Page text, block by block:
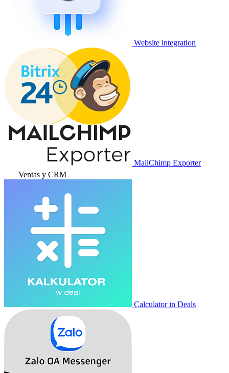
Website integration
MailChimp Exporter
Ventas y CRM
Calculator in Deals